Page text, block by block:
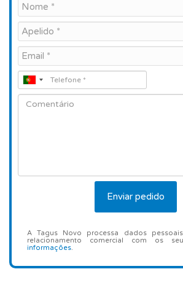
A Tagus Novo processa dados
relacionamento comercial com os
informações.